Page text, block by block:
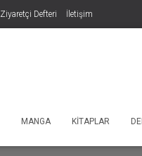
Ziyaretçi Defteri İletişim
MANGA KITAPLAR